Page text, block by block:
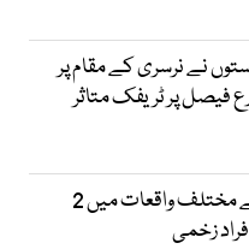
نے نرسری کے مقام پر
فیصل پر ٹریفک متاثر
کراچی: فائرنگ کے مختلف واقعات میں 2